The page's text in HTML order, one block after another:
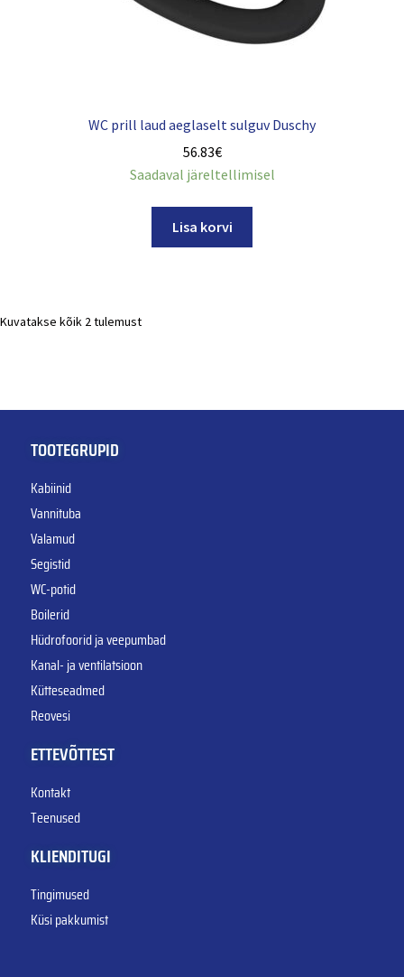
WC prill laud aeglaselt sulguv Duschy
56.83€
Saadaval järeltellimisel
Lisa korvi
Kuvatakse kõik 2 tulemust
TOOTEGRUPID
Kabiinid
Vannituba
Valamud
Segistid
WC-potid
Boilerid
Hüdrofoorid ja veepumbad
Kanal- ja ventilatsioon
Kütteseadmed
Reovesi
ETTEVÕTTEST
Kontakt
Teenused
KLIENDITUGI
Tingimused
Küsi pakkumist